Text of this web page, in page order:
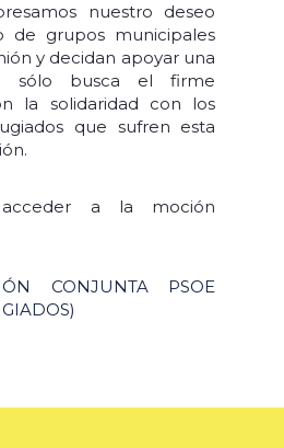
nuestro deseo
de grupos municipales
y decidan apoyar una
sólo busca el firme
la solidaridad con los
que sufren esta
a la moción
CONJUNTA PSOE